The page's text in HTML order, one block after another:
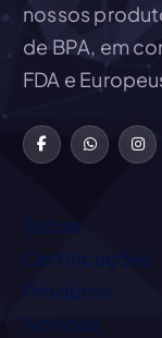
nossos
de BPA, em
FDA e
Sobre
Certificações
Produtos
Notícias